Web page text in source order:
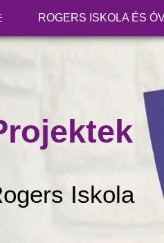
ROGERS ISKOLA ÉS
Iskola